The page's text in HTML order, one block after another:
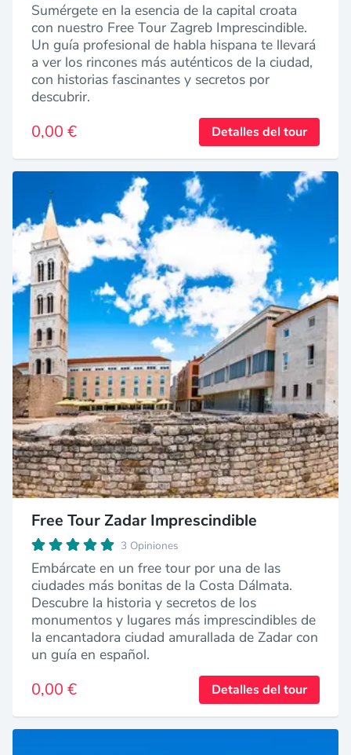
Sumérgete en la esencia de la capital croata
con nuestro Free Tour Zagreb Imprescindible.
Un guía profesional de habla hispana te llevará
a ver los rincones más auténticos de la ciudad,
con historias fascinantes y secretos por
descubrir.
0,00 € Detalles del tour
Free Tour Zadar Imprescindible
3 Opiniones
Embárcate en un free tour por una de las
ciudades más bonitas de la Costa Dálmata.
Descubre la historia y secretos de los
monumentos y lugares más imprescindibles de
la encantadora ciudad amurallada de Zadar con
un guía en español.
0,00 € Detalles del tour